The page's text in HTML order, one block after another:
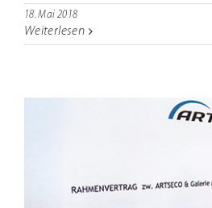
18. Mai 2018
Weiterlesen